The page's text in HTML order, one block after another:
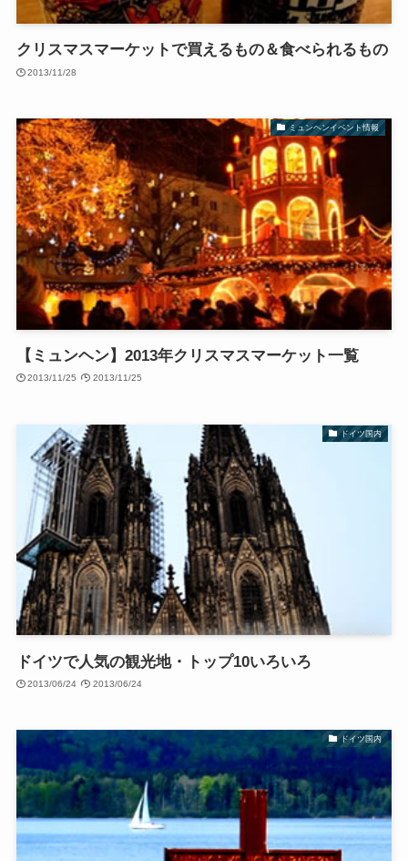
クリスマスマーケットで買えるもの＆食べられるもの
2013/11/28
ミュンヘンイベント情報
【ミュンヘン】2013年クリスマスマーケット一覧
2013/11/25 2013/11/25
ドイツ国内
ドイツで人気の観光地・トップ10いろいろ
2013/06/24 2013/06/24
ドイツ国内